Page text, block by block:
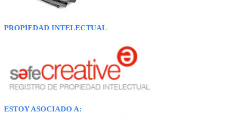
PROPIEDAD INTELECTUAL
ESTOY ASOCIADO A: